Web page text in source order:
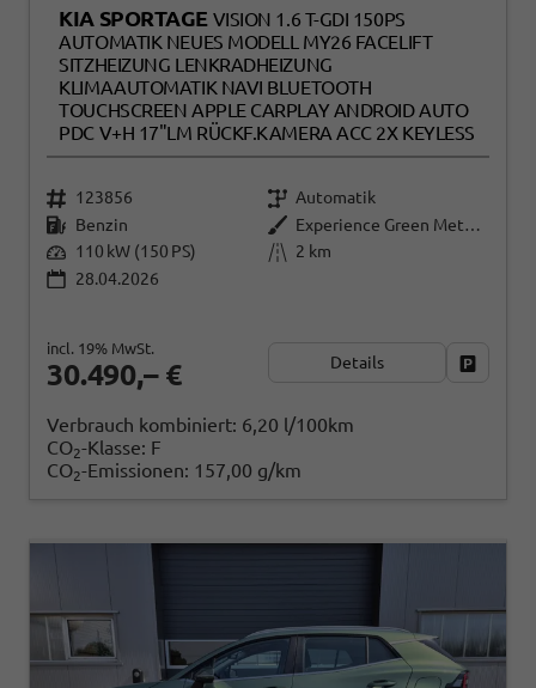
KIA SPORTAGE VISION 1.6 T-GDI 150PS
AUTOMATIK NEUES MODELL MY26 FACELIFT
SITZHEIZUNG LENKRADHEIZUNG
KLIMAAUTOMATIK NAVI BLUETOOTH
TOUCHSCREEN APPLE CARPLAY ANDROID AUTO
PDC V+H 17"LM RÜCKF.KAMERA ACC 2X KEYLESS
123856
Automatik
Benzin
Experience Green Metallic
110 kW (150 PS)
2 km
28.04.2026
30.490,– €
incl. 19% MwSt.
Details
Verbrauch kombiniert: 6,20 l/100km
CO2-Klasse: F
CO2-Emissionen: 157,00 g/km